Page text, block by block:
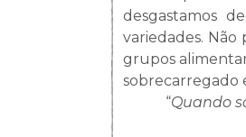
desgastamos
variedades. Não
grupos
sobrecarregado
“Quando